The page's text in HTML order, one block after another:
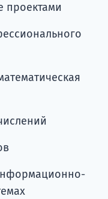
проектами